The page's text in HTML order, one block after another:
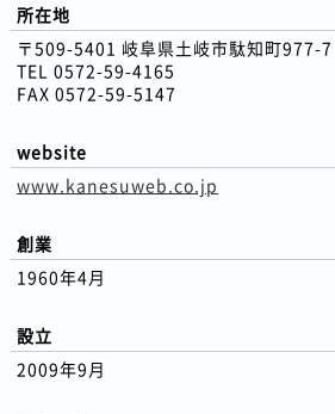
所在地
〒509-5401 岐阜県土岐市駄知町977-7
TEL 0572-59-4165
FAX 0572-59-5147
website
www.kanesuweb.co.jp
創業
1960年4月
設立
2009年9月